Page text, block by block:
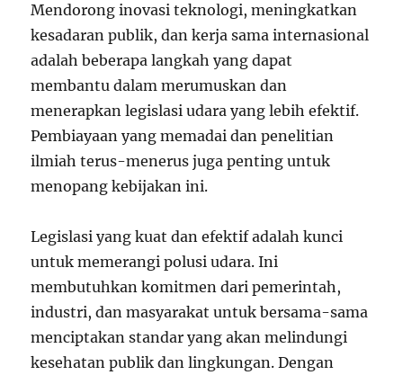
Mendorong inovasi teknologi, meningkatkan
kesadaran publik, dan kerja sama internasional
adalah beberapa langkah yang dapat
membantu dalam merumuskan dan
menerapkan legislasi udara yang lebih efektif.
Pembiayaan yang memadai dan penelitian
ilmiah terus-menerus juga penting untuk
menopang kebijakan ini.
Legislasi yang kuat dan efektif adalah kunci
untuk memerangi polusi udara. Ini
membutuhkan komitmen dari pemerintah,
industri, dan masyarakat untuk bersama-sama
menciptakan standar yang akan melindungi
kesehatan publik dan lingkungan. Dengan